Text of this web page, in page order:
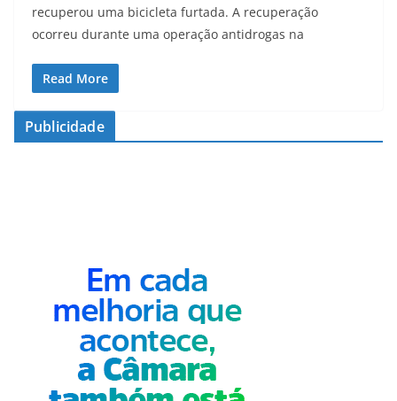
recuperou uma bicicleta furtada. A recuperação
ocorreu durante uma operação antidrogas na
Read More
Publicidade